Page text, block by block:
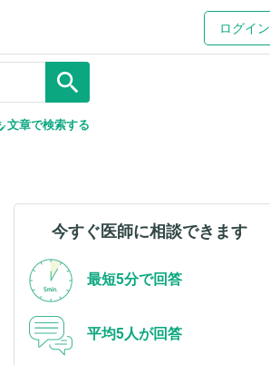
ログイン
search
文章で検索する
今すぐ医師に相談できます
最短5分で回答
平均5人が回答